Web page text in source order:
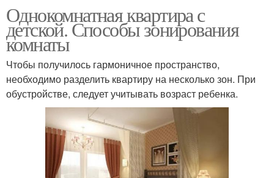
Однокомнатная квартира с
детской. Способы зонирования
комнаты
Чтобы получилось гармоничное пространство,
необходимо разделить квартиру на несколько зон. При
обустройстве, следует учитывать возраст ребенка.